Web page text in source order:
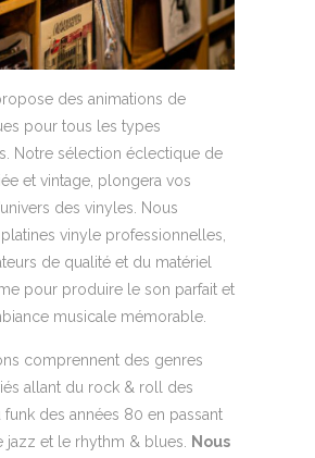
des animations de
pour tous les types
Notre sélection éclectique de
et vintage, plongera vos
des vinyles. Nous
vinyle professionnelles,
de qualité et du matériel
pour produire le son parfait et
musicale mémorable.
comprennent des genres
allant du rock & roll des
funk des années 80 en passant
jazz et le rhythm & blues.
Nous